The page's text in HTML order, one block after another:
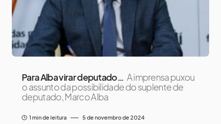
Para Alba virar deputado… A imprensa puxou
o assunto da possibilidade do suplente de
deputado, Marco Alba
1 min de leitura 5 de novembro de 2024